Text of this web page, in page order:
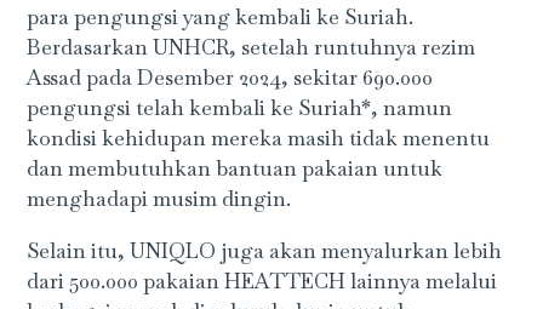
para pengungsi yang kembali ke Suriah.
Berdasarkan UNHCR, setelah runtuhnya rezim
Assad pada Desember 2024, sekitar 690.000
pengungsi telah kembali ke Suriah*, namun
kondisi kehidupan mereka masih tidak menentu
dan membutuhkan bantuan pakaian untuk
menghadapi musim dingin.
Selain itu, UNIQLO juga akan menyalurkan lebih
dari 500.000 pakaian HEATTECH lainnya melalui